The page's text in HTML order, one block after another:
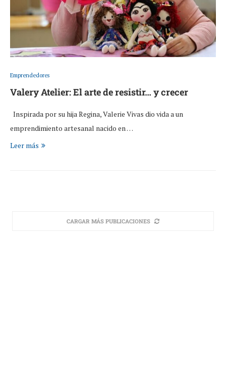
Emprendedores
Valery Atelier: El arte de resistir… y crecer
Inspirada por su hija Regina, Valerie Vivas dio vida a un
emprendimiento artesanal nacido en …
Leer más
CARGAR MÁS PUBLICACIONES